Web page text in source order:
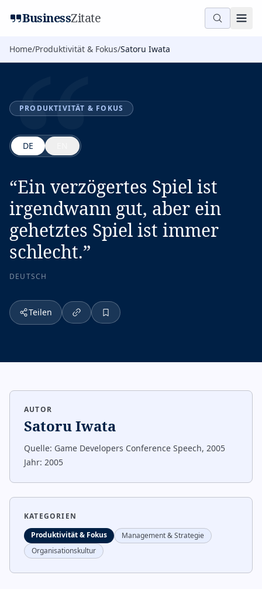
BusinessZitate
Home/Produktivität & Fokus/Satoru Iwata
“
PRODUKTIVITÄT & FOKUS
DE
“Ein verzögertes Spiel ist
irgendwann gut, aber ein
gehetztes Spiel ist immer
schlecht.”
DEUTSCH
Teilen
AUTOR
Satoru Iwata
Quelle: Game Developers Conference Speech, 2005
Jahr: 2005
KATEGORIEN
Produktivität & Fokus
Management & Strategie
Organisationskultur